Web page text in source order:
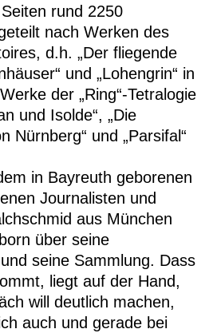
rund 2250
nach Werken des
d.h. „Der fliegende
und „Lohengrin“ in
der „Ring“-Tetralogie
und Isolde“, „Die
Nürnberg“ und „Parsifal“
in Bayreuth geborenen
Journalisten und
aus München
über seine
seine Sammlung. Dass
liegt auf der Hand,
will deutlich machen,
auch und gerade bei